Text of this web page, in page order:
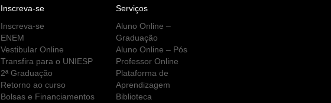
Inscreva-se
Inscreva-se
ENEM
Vestibular Online
Transfira para o UNIESP
2ª Graduação
Retorno ao curso
Bolsas e Financiamentos
Serviços
Aluno Online –
Graduação
Aluno Online – Pós
Professor Online
Plataforma de
Aprendizagem
Biblioteca